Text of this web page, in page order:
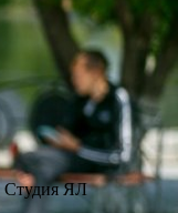
Студия ЯЛ